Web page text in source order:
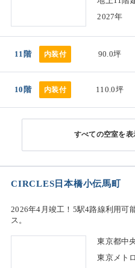
2027年
11階 内装付 90.0坪
10階 内装付 110.0坪
CIRCLES日本橋小伝馬町
2026年4月竣工！5駅4路線利用可
ス。
東京都中
東京メト